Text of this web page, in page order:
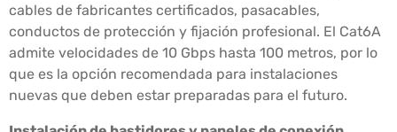
cables de fabricantes certificados, pasacables,
conductos de protección y fijación profesional. El Cat6A
admite velocidades de 10 Gbps hasta 100 metros, por lo
que es la opción recomendada para instalaciones
nuevas que deben estar preparadas para el futuro.